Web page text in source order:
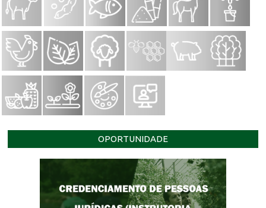
OPORTUNIDADE